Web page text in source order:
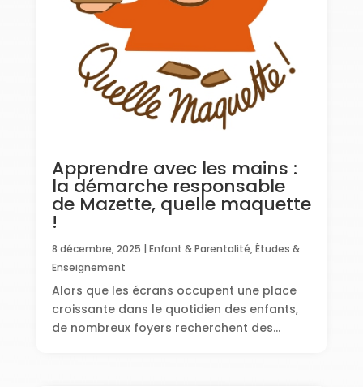
Apprendre avec les mains :
la démarche responsable
de Mazette, quelle maquette
!
8 décembre, 2025 | Enfant & Parentalité,Études &
Enseignement
Alors que les écrans occupent une place
croissante dans le quotidien des enfants,
de nombreux foyers recherchent des...